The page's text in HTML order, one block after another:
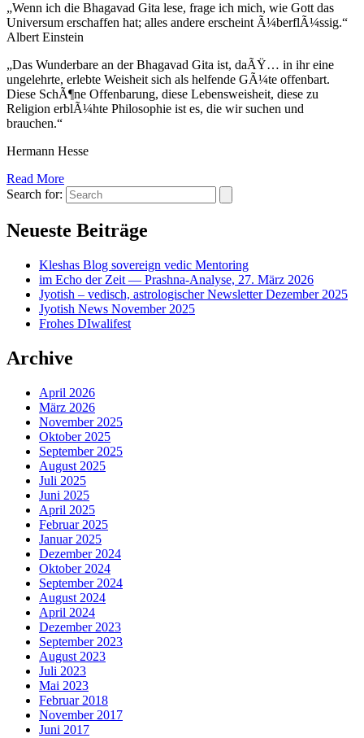
„Wenn ich die Bhagavad Gita lese, frage ich mich, wie Gott das
Universum erschaffen hat; alles andere erscheint Ã¼berflÃ¼ssig.“
Albert Einstein
„Das Wunderbare an der Bhagavad Gita ist, daÃŸ… in ihr eine
ungelehrte, erlebte Weisheit sich als helfende GÃ¼te offenbart.
Diese SchÃ¶ne Offenbarung, diese Lebensweisheit, diese zu
Religion erblÃ¼hte Philosophie ist es, die wir suchen und
brauchen.“
Hermann Hesse
Read More
Search for:
Neueste Beiträge
Kleshas Blog sovereign vedic Mentoring
im Echo der Zeit — Prashna-Analyse, 27. März 2026
Jyotish – vedisch, astrologischer Newsletter Dezember 2025
Jyotish News November 2025
Frohes DIwalifest
Archive
April 2026
März 2026
November 2025
Oktober 2025
September 2025
August 2025
Juli 2025
Juni 2025
April 2025
Februar 2025
Januar 2025
Dezember 2024
Oktober 2024
September 2024
August 2024
April 2024
Dezember 2023
September 2023
August 2023
Juli 2023
Mai 2023
Februar 2018
November 2017
Juni 2017